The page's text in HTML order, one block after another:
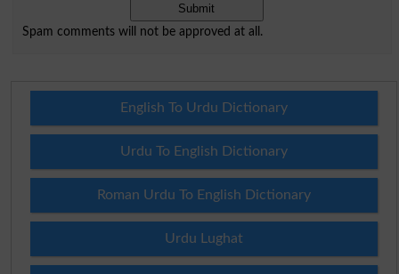
Spam comments will not be approved at all.
English To Urdu Dictionary
Urdu To English Dictionary
Roman Urdu To English Dictionary
Urdu Lughat